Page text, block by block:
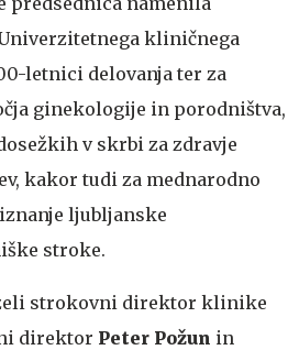
kliničnega
letnici delovanja ter za
ginekologije in porodništva,
v skrbi za zdravje
kakor tudi za mednarodno
ljubljanske
stroke.
strokovni direktor klinike
direktor Peter Požun in